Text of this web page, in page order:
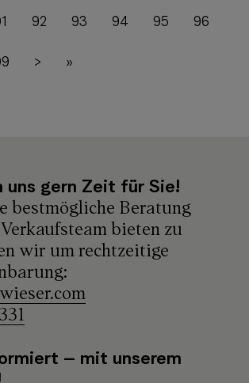
92 93 94 95 96
> »
uns gern Zeit für Sie!
bestmögliche Beratung
bieten zu
wir um rechtzeitige
– mit unserem